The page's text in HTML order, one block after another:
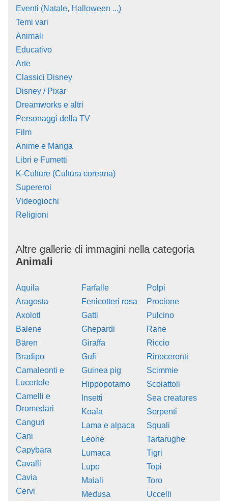
Eventi (Natale, Halloween ...)
Temi vari
Animali
Educativo
Arte
Classici Disney
Disney / Pixar
Dreamworks e altri
Personaggi della TV
Film
Anime e Manga
Libri e Fumetti
K-Culture (Cultura coreana)
Supereroi
Videogiochi
Religioni
Altre gallerie di immagini nella categoria
Animali
Aquila
Aragosta
Axolotl
Balene
Bären
Bradipo
Camaleonti e
Lucertole
Camelli e
Dromedari
Canguri
Cani
Capybara
Cavalli
Cavia
Cervi
Farfalle
Fenicotteri rosa
Gatti
Ghepardi
Giraffa
Gufi
Guinea pig
Hippopotamo
Insetti
Koala
Lama e alpaca
Leone
Lumaca
Lupo
Maiali
Medusa
Polpi
Procione
Pulcino
Rane
Riccio
Rinoceronti
Scimmie
Scoiattoli
Sea creatures
Serpenti
Squali
Tartarughe
Tigri
Topi
Toro
Uccelli